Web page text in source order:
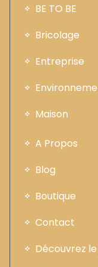
BE TO BE
Bricolage
Entreprise
Maison
A Propos
Blog
Boutique
Contact
Découvrez